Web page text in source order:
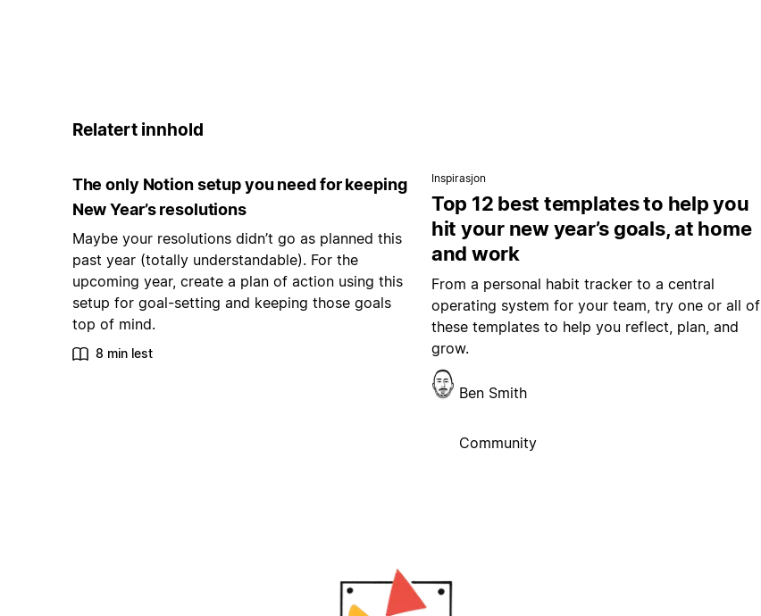
Relatert innhold
The only Notion setup you need for keeping
New Year’s resolutions
Maybe your resolutions didn’t go as planned this
past year (totally understandable). For the
upcoming year, create a plan of action using this
setup for goal-setting and keeping those goals
top of mind.
8 min lest
Inspirasjon
Top 12 best templates to help you
hit your new year’s goals, at home
and work
From a personal habit tracker to a central
operating system for your team, try one or all of
these templates to help you reflect, plan, and
grow.
Ben Smith
Community